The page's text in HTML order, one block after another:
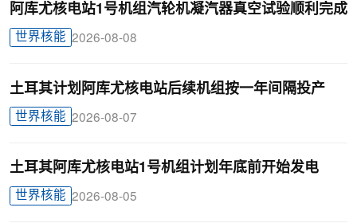
阿库尤核电站1号机组汽轮机凝汽器真空试验顺利完成
世界核能 2026-08-08
土耳其计划阿库尤核电站后续机组按一年间隔投产
世界核能 2026-08-07
土耳其阿库尤核电站1号机组计划年底前开始发电
世界核能 2026-08-05